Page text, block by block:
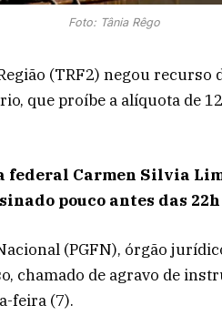
Foto: Tânia Rêgo
(TRF2) negou recurso
que proíbe a alíquota de
federal Carmen Silvia
pouco antes das
(PGFN), órgão
chamado de agravo de
feira (7).